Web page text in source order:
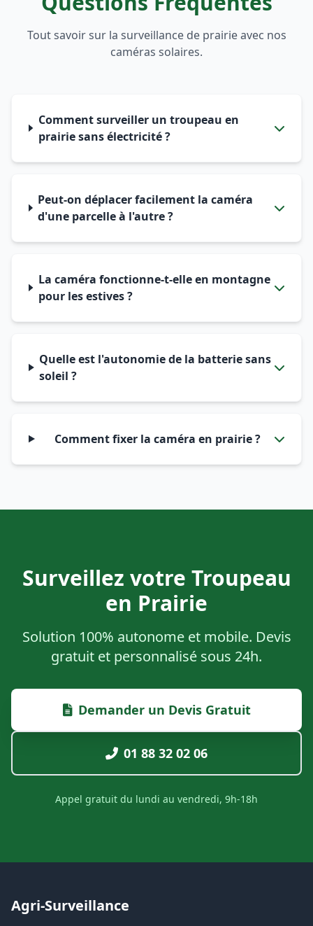
Tout savoir sur la surveillance de prairie avec nos
caméras solaires.
Comment surveiller un troupeau en
prairie sans électricité ?
Peut-on déplacer facilement la caméra
d'une parcelle à l'autre ?
La caméra fonctionne-t-elle en montagne
pour les estives ?
Quelle est l'autonomie de la batterie sans
soleil ?
Comment fixer la caméra en prairie ?
Surveillez votre Troupeau
en Prairie
Solution 100% autonome et mobile. Devis
gratuit et personnalisé sous 24h.
Demander un Devis Gratuit
01 88 32 02 06
Appel gratuit du lundi au vendredi, 9h-18h
Agri-Surveillance